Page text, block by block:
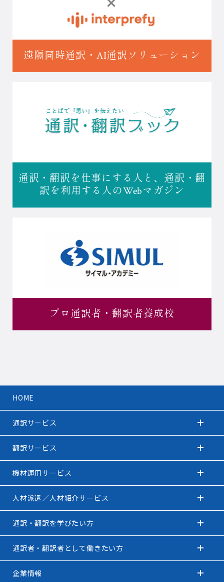
遠隔同時通訳・ AI通訳ソリューション
通訳・翻訳を仕事にする人と、 通訳・翻
訳を利用する人のWebマガジン
プロ通訳者・ 翻訳者養成校
HOME
通訳サービス
翻訳サービス
機材運用サービス
人材派遣／人材紹介サービス
企業情報
通訳・翻訳を学びたい方
通訳者・翻訳者として働きたい方